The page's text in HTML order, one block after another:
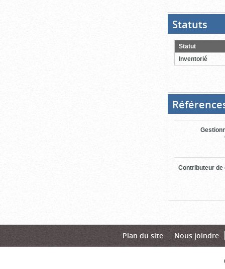
Statuts
pour
Statut
Inventorié
Contributeur de
Plan du site Nous joindre